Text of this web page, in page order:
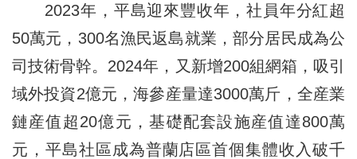
2023年，平島迎來豐收年，社員年分紅超
50萬元，300名漁民返島就業，部分居民成為公
司技術骨幹。2024年，又新增200組網箱，吸引
域外投資2億元，海參産量達3000萬斤，全産業
鏈産值超20億元，基礎配套設施産值達800萬
元，平島社區成為普蘭店區首個集體收入破千